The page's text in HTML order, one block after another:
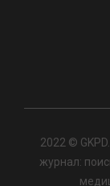
2022 ©
журнал: